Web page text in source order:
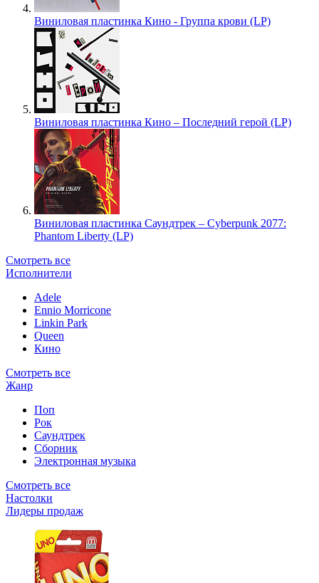
Виниловая пластинка Кино - Группа крови (LP)
Виниловая пластинка Кино – Последний герой (LP)
Виниловая пластинка Саундтрек – Cyberpunk 2077:
Phantom Liberty (LP)
Смотреть все
Исполнители
Adele
Ennio Morricone
Linkin Park
Queen
Кино
Смотреть все
Жанр
Поп
Рок
Саундтрек
Сборник
Электронная музыка
Смотреть все
Настолки
Лидеры продаж